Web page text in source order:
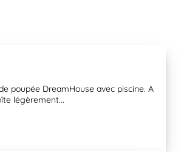
poupée DreamHouse avec piscine. A
légèrement...